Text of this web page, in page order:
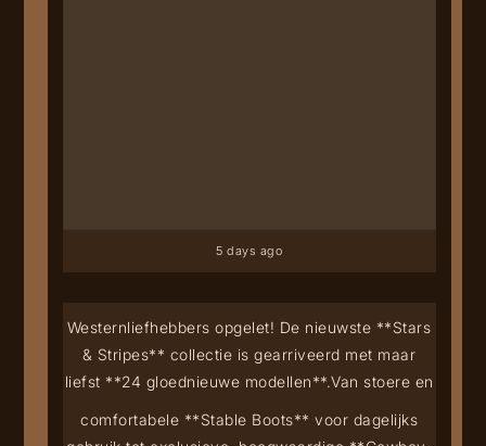
5 days ago
Westernliefhebbers opgelet! De nieuwste **Stars
& Stripes** collectie is gearriveerd met maar
liefst **24 gloednieuwe modellen**.Van stoere en
comfortabele **Stable Boots** voor dagelijks